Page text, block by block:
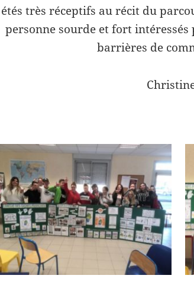
étés très réceptifs au récit du
personne sourde et fort
barrières de